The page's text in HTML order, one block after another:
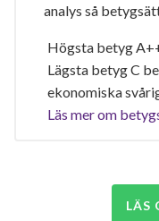
analys så
Högsta betyg
Lägsta betyg C
ekonomiska
Läs mer om
LÄS